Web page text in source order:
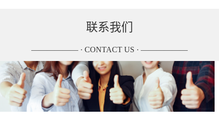
联系我们
—————— · CONTACT US · ——————